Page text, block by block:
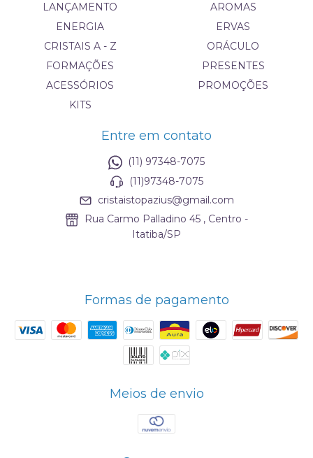
LANÇAMENTO
ENERGIA
CRISTAIS A - Z
FORMAÇÕES
ACESSÓRIOS
KITS
AROMAS
ERVAS
ORÁCULO
PRESENTES
PROMOÇÕES
Entre em contato
(11) 97348-7075
(11)97348-7075
cristaistopazius@gmail.com
Rua Carmo Palladino 45 , Centro -
Itatiba/SP
Formas de pagamento
Meios de envio